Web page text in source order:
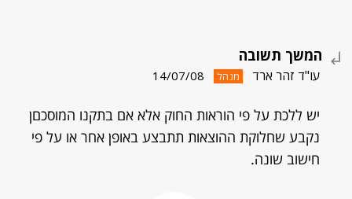
המשך תשובה
עו"ד זהר ארד מנהל 14/07/08
יש ללכת על פי הוראות החוק אלא אם בתקנו המוסכםן
נקבע שחלוקת ההוצאות תתבצע באופן אחר או על פי
חישוב שונה.